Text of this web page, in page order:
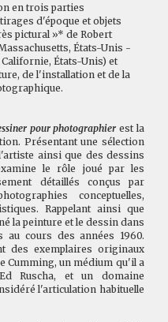
en trois parties
d'époque et objets
pictural »* de Robert
États-Unis -
États-Unis) et
de l'installation et de la
pour photographier est la
Présentant une sélection
ainsi que des dessins
le rôle joué par les
détaillés conçus par
conceptuelles,
Rappelant ainsi que
la peinture et le dessin dans
au cours des années 1960.
des exemplaires originaux
Cumming, un médium qu'il a
Ruscha, et un domaine
l'articulation habituelle